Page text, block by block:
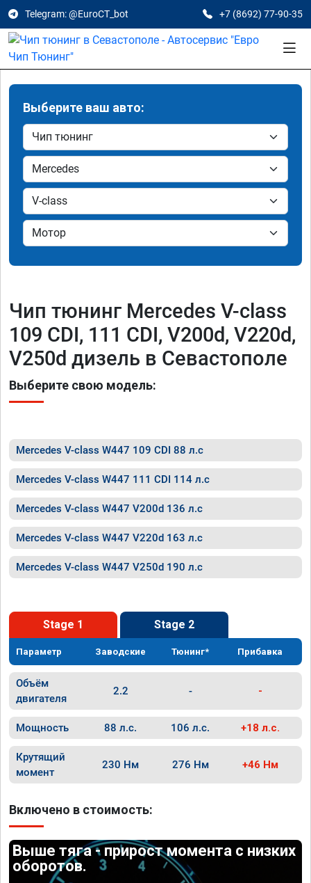
Telegram: @EuroCT_bot +7 (8692) 77-90-35
Выберите ваш авто:
Чип тюнинг Mercedes V-class
109 CDI, 111 CDI, V200d, V220d,
V250d дизель в Севастополе
Выберите свою модель:
Mercedes V-class W447 109 CDI 88 л.с
Mercedes V-class W447 111 CDI 114 л.с
Mercedes V-class W447 V200d 136 л.с
Mercedes V-class W447 V220d 163 л.с
Mercedes V-class W447 V250d 190 л.с
Stage 1 Stage 2
Параметр Заводские Тюнинг* Прибавка
Объём
двигателя
2.2 - -
Мощность 88 л.с. 106 л.с. +18 л.с.
Крутящий
момент
230 Нм 276 Нм +46 Нм
Включено в стоимость:
Выше тяга - прирост момента с низких
оборотов.